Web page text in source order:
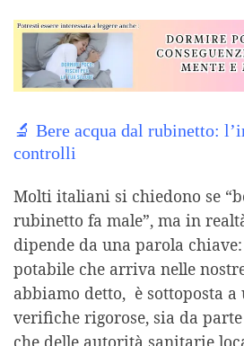
🔬 Bere acqua dal rubinetto:
controlli
Molti italiani si chiedono se
rubinetto fa male”, ma in
dipende da una parola chiave:
potabile che arriva nelle
abbiamo detto, è sottoposta a
verifiche rigorose, sia da
che delle autorità sanitarie